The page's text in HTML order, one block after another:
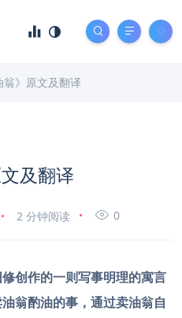
翁》原文及翻译
及翻译
2 分钟阅读 0
创作的一则写事明理的寓言
翁酌油的事，通过卖油翁自